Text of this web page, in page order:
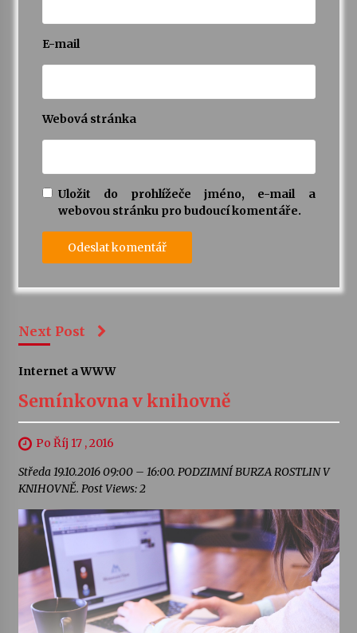
E-mail
Webová stránka
Uložit do prohlížeče jméno, e-mail a
webovou stránku pro budoucí komentáře.
Next Post
Internet a WWW
Semínkovna v knihovně
Po Říj 17 , 2016
Středa 19.10.2016 09:00 – 16:00. PODZIMNÍ BURZA ROSTLIN V
KNIHOVNĚ. Post Views: 2